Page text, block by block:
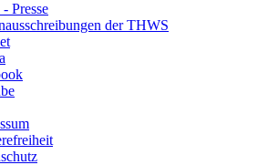
Presse
der THWS